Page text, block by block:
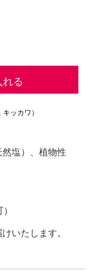
れる
ッカワ）
塩）、植物性
いたします。